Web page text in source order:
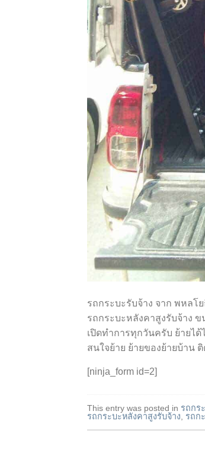
รถกระบะรับจ้าง จาก พหลโ
รถกระบะหลังคาสูงรับจ้าง
เปิดทำการทุกวันครับ ย้ายได้
สนใจย้าย ย้ายของย้ายบ้าน
[ninja_form id=2]
This entry was posted in รถกร
รถกระบะหลังคาสูงรับจ้าง, รถก